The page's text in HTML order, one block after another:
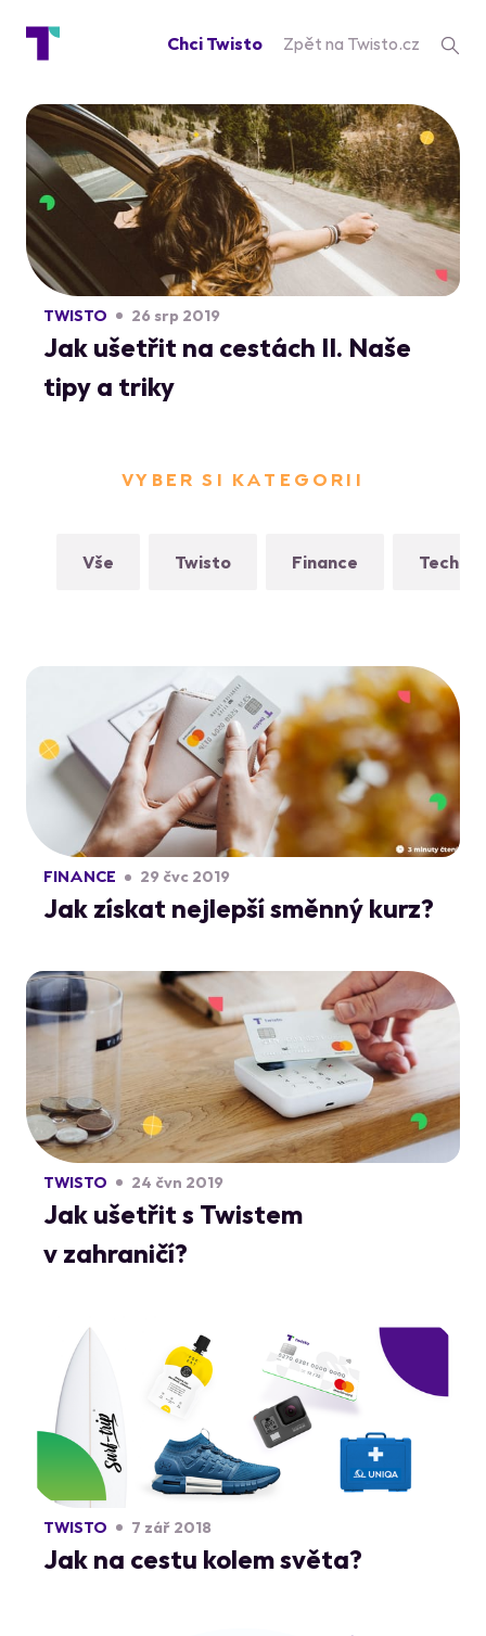
Chci Twisto Zpět na Twisto.cz
TWISTO 26 srp 2019
Jak ušetřit na cestách II. Naše
tipy a triky
VYBER SI KATEGORII
Vše Twisto Finance
FINANCE 29 čvc 2019
Jak získat nejlepší směnný kurz?
TWISTO 24 čvn 2019
Jak ušetřit s Twistem
v zahraničí?
TWISTO 7 zář 2018
Jak na cestu kolem světa?